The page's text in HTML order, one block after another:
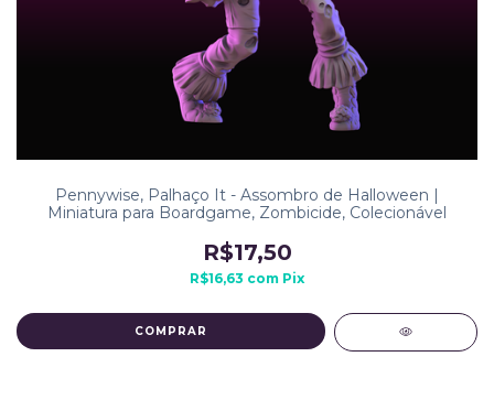
Pennywise, Palhaço It - Assombro de Halloween |
Miniatura para Boardgame, Zombicide, Colecionável
R$17,50
R$16,63 com Pix
COMPRAR